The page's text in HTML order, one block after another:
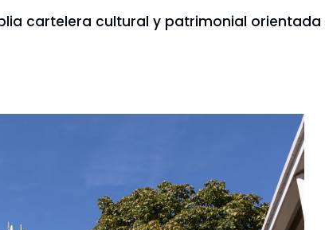
cartelera cultural y patrimonial